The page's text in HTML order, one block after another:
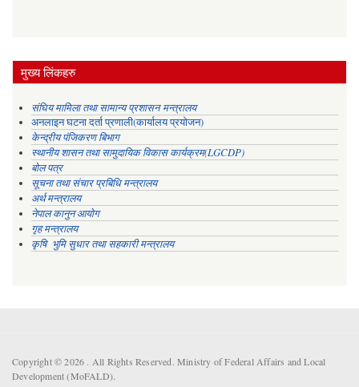
मुख्य लिंकहरु
संघिय मामिला तथा सामान्य प्रशासन मन्त्रालय
अनलाइन घटना दर्ता प्रणाली(कार्यालय प्रयोजन)
केन्द्रीय पंजिकरण बिभाग
स्थानीय शासन तथा सामुदायिक विकास कार्यक्रम(LGCDP)
बोल पत्र
सूचना तथा संचार प्रबिधि मन्त्रालय
अर्थ मन्त्रालय
नेपाल कानुन आयोग
गृह मन्त्रालय
कृषि भुमि सुधार तथा सहकारी मन्त्रालय
Copyright © 2026 . All Rights Reserved. Ministry of Federal Affairs and Local
Development (MoFALD).